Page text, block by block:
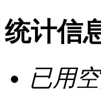
统计信
已用